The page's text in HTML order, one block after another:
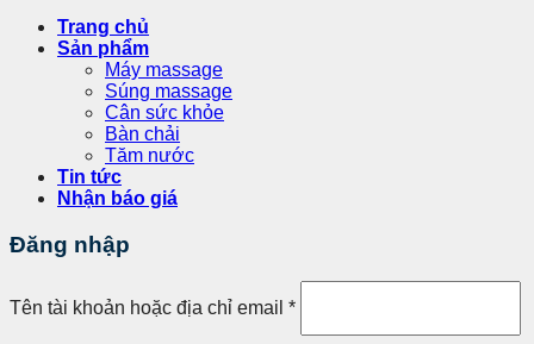
Trang chủ
Sản phẩm
Máy massage
Súng massage
Cân sức khỏe
Bàn chải
Tăm nước
Tin tức
Nhận báo giá
Đăng nhập
Tên tài khoản hoặc địa chỉ email *